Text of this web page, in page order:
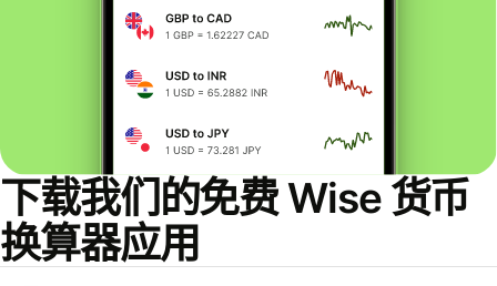
下载我们的免费 Wise 货币
换算器应用